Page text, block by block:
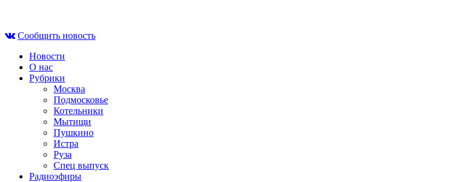
contentСообщить новость
Новости
О нас
Рубрики
Москва
Подмосковье
Котельники
Мытищи
Пушкино
Истра
Руза
Спец выпуск
Радиоэфиры